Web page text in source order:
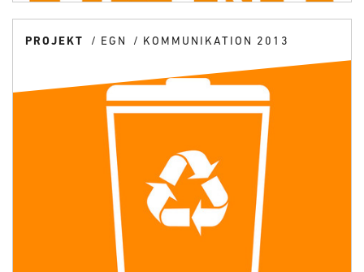
PROJEKT EGN KOMMUNIKATION 2013